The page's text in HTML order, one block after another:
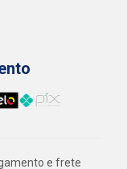
e frete